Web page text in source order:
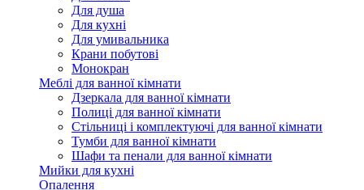
Для душа
Для кухні
Для умивальника
Крани побутові
Монокран
Меблі для ванної кімнати
Дзеркала для ванної кімнати
Полиці для ванної кімнати
Стільниці і комплектуючі для ванної кімнати
Тумби для ванної кімнати
Шафи та пенали для ванної кімнати
Мийки для кухні
Опалення